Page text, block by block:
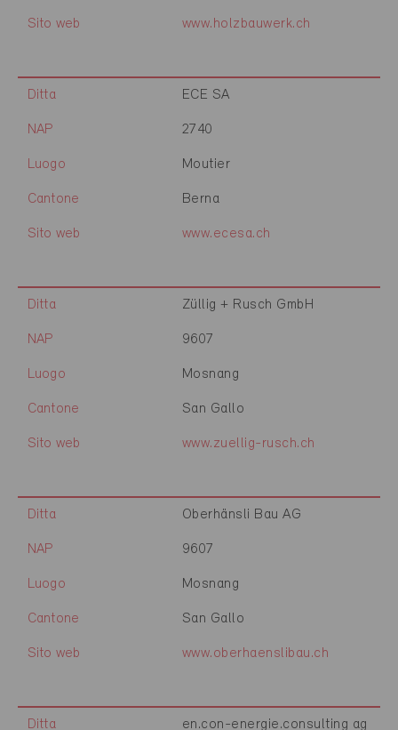
Sito web www.holzbauwerk.ch
Ditta ECE SA
NAP 2740
Luogo Moutier
Cantone Berna
Sito web www.ecesa.ch
Ditta Züllig + Rusch GmbH
NAP 9607
Luogo Mosnang
Cantone San Gallo
Sito web www.zuellig-rusch.ch
Ditta Oberhänsli Bau AG
NAP 9607
Luogo Mosnang
Cantone San Gallo
Sito web www.oberhaenslibau.ch
Ditta en.con-energie.consulting ag